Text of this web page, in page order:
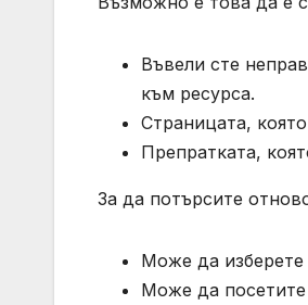
Въвели сте
към ресурса.
Страницата,
Препратката,
За да потърсите
Може да
Може да посетите